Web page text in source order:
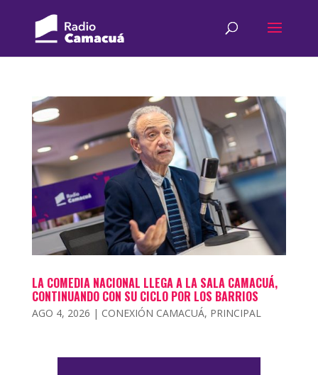
LA COMEDIA NACIONAL LLEGA A LA SALA CAMACUÁ,
CONTINUANDO CON SU CICLO POR LOS BARRIOS
AGO 4, 2026 | CONEXIÓN CAMACUÁ, PRINCIPAL